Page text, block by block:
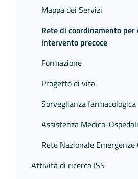
Mappa dei Servizi
Rete di coordinamento per
intervento precoce
Formazione
Progetto di vita
Sorveglianza farmacologica
Assistenza Medico-
Rete Nazionale
Attività di ricerca ISS